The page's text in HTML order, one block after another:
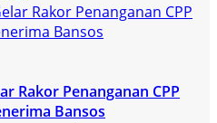
Rakor Penanganan CPP
Bansos